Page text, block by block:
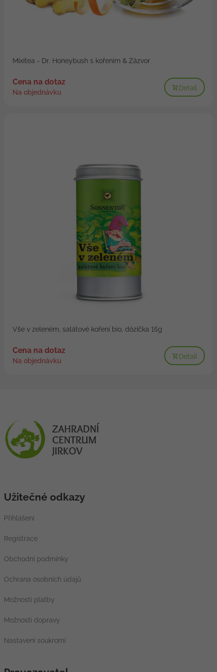
Mixitea - Dr. Honeybush s kořením & Zázvor
Cena na dotaz
Na objednávku
Detail
Vše v zeleném, salátové koření bio, dózička 15g
Cena na dotaz
Na objednávku
Detail
Užitečné odkazy
Přihlášení
Registrace
Obchodní podmínky
Ochrana osobních údajů
Možnosti platby
Možnosti dopravy
Nastavení soukromí